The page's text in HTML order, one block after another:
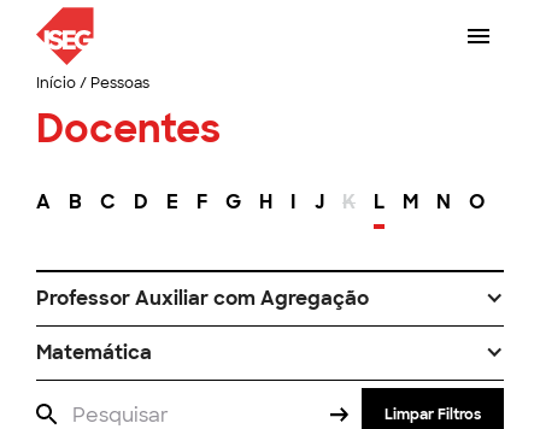
Início/ Pessoas
Docentes
A B C D E F G H I J K L M N O
Professor Auxiliar com Agregação
Matemática
Limpar Filtros